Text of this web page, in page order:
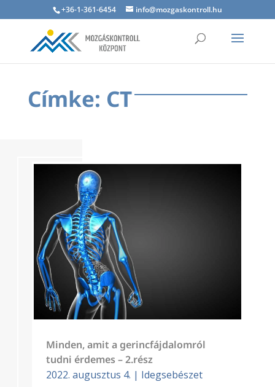
+36-1-361-6454 info@mozgaskontroll.hu
Címke: CT
Minden, amit a gerincfájdalomról
tudni érdemes – 2.rész
2022. augusztus 4. | Idegsebészet